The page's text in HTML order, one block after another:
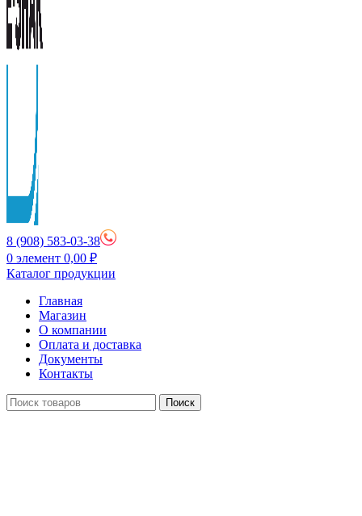
8 (908) 583-03-38
0 элемент 0,00 ₽
Каталог продукции
Главная
Магазин
О компании
Оплата и доставка
Документы
Контакты
Поиск